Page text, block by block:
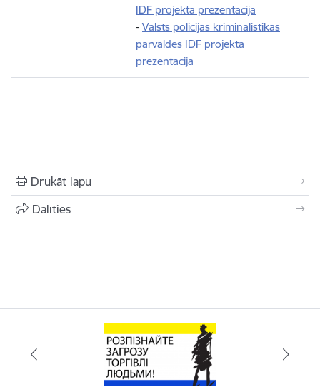
IDF projekta prezentacija
- Valsts policijas kriminālistikas
pārvaldes IDF projekta
prezentacija
Drukāt lapu
Dalīties